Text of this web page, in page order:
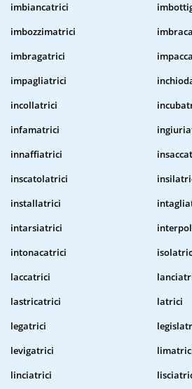
imbiancatrici
imbozzimatrici
imbragatrici
impagliatrici
incollatrici
infamatrici
innaffiatrici
inscatolatrici
installatrici
intarsiatrici
intonacatrici
laccatrici
lastricatrici
latrici
legatrici
levigatrici
linciatrici